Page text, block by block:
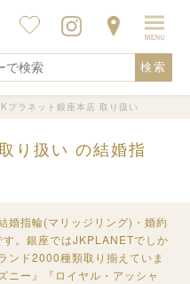
検索
プラネット銀座本店 取り扱い
り扱い の結婚指
婚指輪(マリッジリング)・婚約
。銀座ではJKPLANETでしか
ンド2000種類取り揃えていま
ニー』『ロイヤル・アッシャ